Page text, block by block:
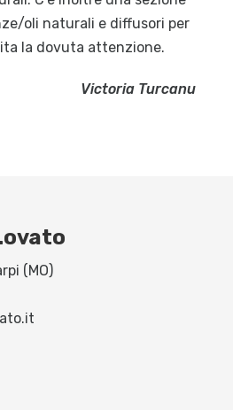
oli naturali e diffusori per
la dovuta attenzione.
Victoria Turcanu
(MO)